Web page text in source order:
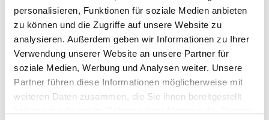
personalisieren, Funktionen für soziale Medien anbieten
zu können und die Zugriffe auf unsere Website zu
analysieren. Außerdem geben wir Informationen zu Ihrer
Verwendung unserer Website an unsere Partner für
soziale Medien, Werbung und Analysen weiter. Unsere
Partner führen diese Informationen möglicherweise mit
weiteren Daten zusammen, die Sie ihnen bereitgestellt
Dieses setzt sich zusammen aus rohfaserreicher Kost, wie
z.B. trockene Gräser und Kräuter, Blätter, Blüten, Wurzeln
und Rinden.
Die Fütterung unserer Heimtiere sollte immer auf qualitativ
hochwertigem Heu oder Lepo Grundfutter basieren. Als
Futterergänzung sollten Sie auf getreidelastiges Mischfutter